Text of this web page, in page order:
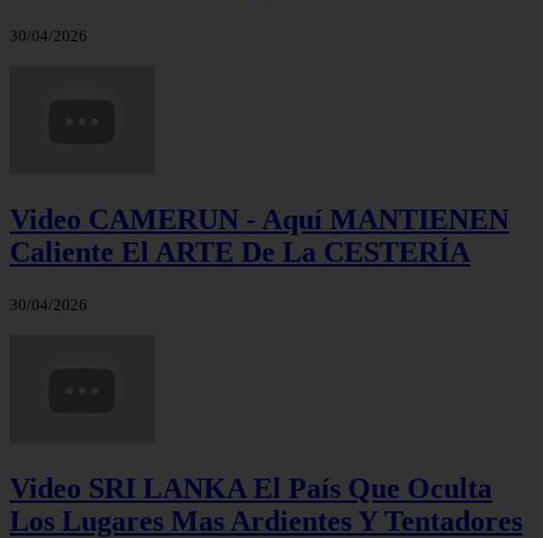
30/04/2026
Video CAMERUN - Aquí MANTIENEN
Caliente El ARTE De La CESTERÍA
30/04/2026
Video SRI LANKA El País Que Oculta
Los Lugares Mas Ardientes Y Tentadores